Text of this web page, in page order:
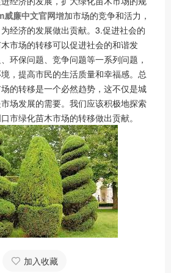
廉中文官网增加市场的竞争和活力，
经济的发展做出贡献。3.促进社会的
市场的转移可以促进社会的和谐发
环保问题、竞争问题等一系列问题，
，提高市民的生活质量和幸福感。总
的转移是一个必然趋势，这不仅是城
场发展的需要。我们应该积极地探索
市绿化苗木市场的转移做出贡献。
加入收藏